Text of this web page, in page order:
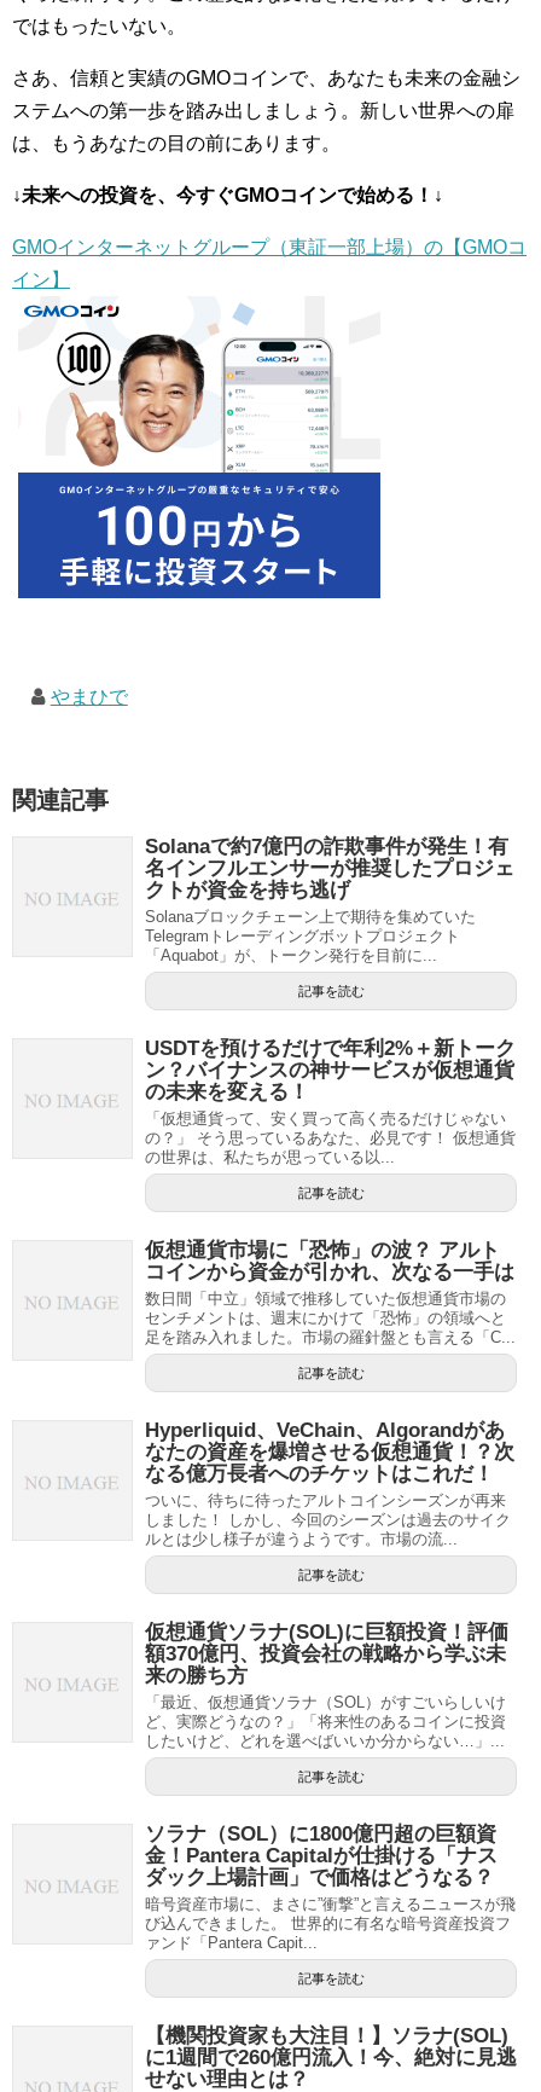
ではもったいない。
さあ、信頼と実績のGMOコインで、あなたも未来の金融シ
ステムへの第一歩を踏み出しましょう。新しい世界への扉
は、もうあなたの目の前にあります。
↓未来への投資を、今すぐGMOコインで始める！↓
GMOインターネットグループ（東証一部上場）の【GMOコ
イン】
やまひで
関連記事
Solanaで約7億円の詐欺事件が発生！有
名インフルエンサーが推奨したプロジェ
クトが資金を持ち逃げ
Solanaブロックチェーン上で期待を集めていた
Telegramトレーディングボットプロジェクト
「Aquabot」が、トークン発行を目前に...
記事を読む
USDTを預けるだけで年利2%＋新トーク
ン？バイナンスの神サービスが仮想通貨
の未来を変える！
「仮想通貨って、安く買って高く売るだけじゃない
の？」 そう思っているあなた、必見です！ 仮想通貨
の世界は、私たちが思っている以...
記事を読む
仮想通貨市場に「恐怖」の波？ アルト
コインから資金が引かれ、次なる一手は
数日間「中立」領域で推移していた仮想通貨市場の
センチメントは、週末にかけて「恐怖」の領域へと
足を踏み入れました。市場の羅針盤とも言える「C...
記事を読む
Hyperliquid、VeChain、Algorandがあ
なたの資産を爆増させる仮想通貨！？次
なる億万長者へのチケットはこれだ！
ついに、待ちに待ったアルトコインシーズンが再来
しました！ しかし、今回のシーズンは過去のサイク
ルとは少し様子が違うようです。市場の流...
記事を読む
仮想通貨ソラナ(SOL)に巨額投資！評価
額370億円、投資会社の戦略から学ぶ未
来の勝ち方
「最近、仮想通貨ソラナ（SOL）がすごいらしいけ
ど、実際どうなの？」「将来性のあるコインに投資
したいけど、どれを選べばいいか分からない…」...
記事を読む
ソラナ（SOL）に1800億円超の巨額資
金！Pantera Capitalが仕掛ける「ナス
ダック上場計画」で価格はどうなる？
暗号資産市場に、まさに”衝撃”と言えるニュースが飛
び込んできました。 世界的に有名な暗号資産投資フ
ァンド「Pantera Capit...
記事を読む
【機関投資家も大注目！】ソラナ(SOL)
に1週間で260億円流入！今、絶対に見逃
せない理由とは？